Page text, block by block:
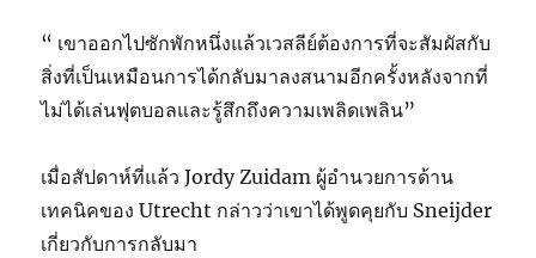
“ เขาออกไปซักพักหนึ่งแล้วเวสลีย์ต้องการที่จะสัมผัสกับ
สิ่งที่เป็นเหมือนการได้กลับมาลงสนามอีกครั้งหลังจากที่
ไม่ได้เล่นฟุตบอลและรู้สึกถึงความเพลิดเพลิน”
เมื่อสัปดาห์ที่แล้ว Jordy Zuidam ผู้อำนวยการด้าน
เทคนิคของ Utrecht กล่าวว่าเขาได้พูดคุยกับ Sneijder
เกี่ยวกับการกลับมา